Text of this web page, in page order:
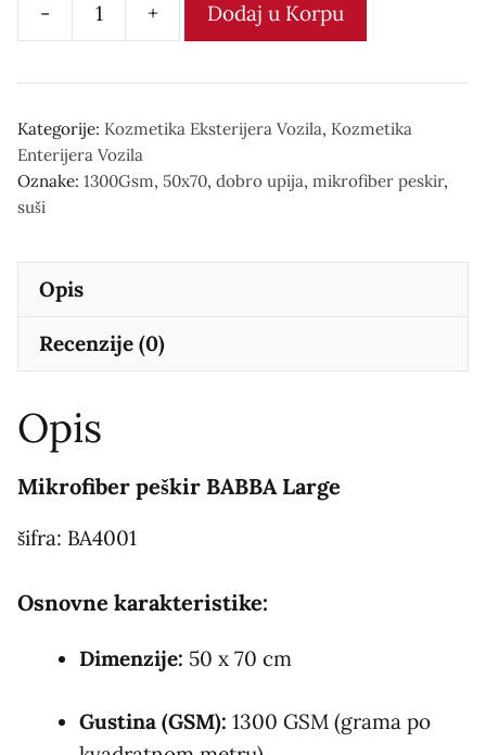
-
Mikrofiber
количина
+ Dodaj u Korpu
Kategorije: Kozmetika Eksterijera Vozila, Kozmetika
Enterijera Vozila
Oznake: 1300Gsm, 50x70, dobro upija, mikrofiber peskir,
suši
Opis
Recenzije (0)
Opis
Mikrofiber peškir BABBA Large
šifra: BA4001
Osnovne karakteristike:
Dimenzije: 50 x 70 cm
Gustina (GSM): 1300 GSM (grama po